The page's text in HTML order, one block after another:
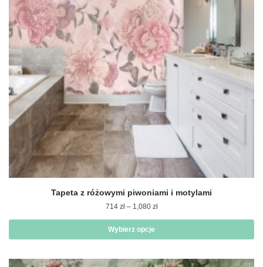
można
wybrać
na
stronie
produktu
Tapeta z różowymi piwoniami i motylami
714 zł – 1,080 złZakres
714 zł
1,080 zł
Wybierz opcje
produkt